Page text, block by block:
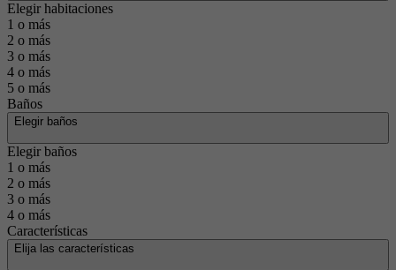
Elegir habitaciones
1 o más
2 o más
3 o más
4 o más
5 o más
Baños
Elegir baños
Elegir baños
1 o más
2 o más
3 o más
4 o más
Características
Elija las características